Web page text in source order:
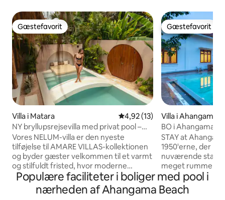
Gæstefavorit
Gæstefavorit
Villa i Matara 4,92 ud af 5 i gennemsnitlig
4,92 (13)
NY bryllupsrejsevilla med privat pool –
AMARE-villaer
Vores NELUM-villa er den nyeste
tilføjelse til AMARE VILLAS-kollektionen
og byder gæster velkommen til et varmt
og stilfuldt fristed, hvor moderne
arkitektur smelter sammen med tropisk
livsstil. Villaen har et marokkansk
inspireret design og flotte træteksturer
Gæstefavorit
Gæstefavorit
Villa i Ahangama
BO i Ahangama
STAY at
1950'erne, der
nuværende
meget rummelig
ind, især i den
gårdhave i
fiskehavedam og
Populære faciliteter i boliger med pool i
nærheden af Ahangama Beach